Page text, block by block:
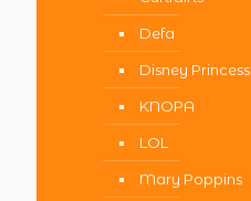
Defa
Disney Princess
KNOPA
LOL
Mary Poppins